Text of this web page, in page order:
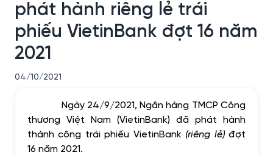
phát hành riêng lẻ trái
phiếu VietinBank đợt 16 năm
2021
04/10/2021
Ngày 24/9/2021, Ngân hàng TMCP Công
thương Việt Nam (VietinBank) đã phát hành
thành công trái phiếu VietinBank (riêng lẻ)đợt
16 năm 2021.